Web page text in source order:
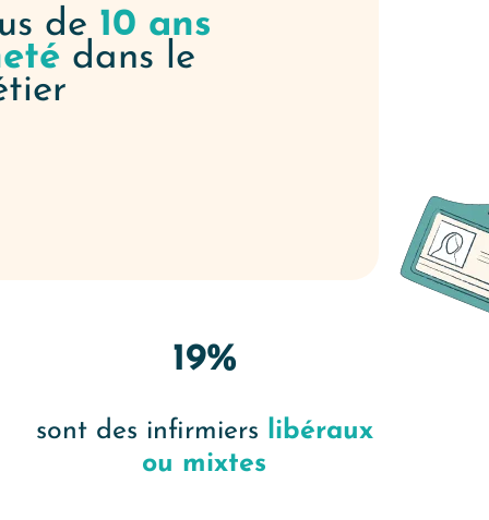
de 10 ans
dans le
19%
sont des infirmiers
libéraux
ou mixtes